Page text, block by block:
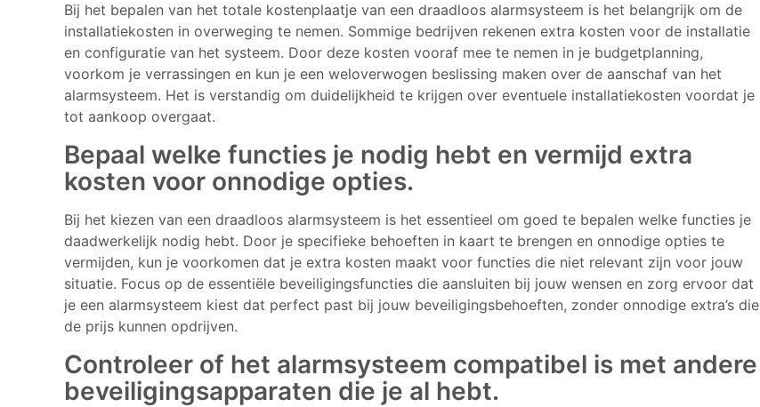
Bij het bepalen van het totale kostenplaatje van een draadloos alarmsysteem is het belangrijk om de
installatiekosten in overweging te nemen. Sommige bedrijven rekenen extra kosten voor de installatie
en configuratie van het systeem. Door deze kosten vooraf mee te nemen in je budgetplanning,
voorkom je verrassingen en kun je een weloverwogen beslissing maken over de aanschaf van het
alarmsysteem. Het is verstandig om duidelijkheid te krijgen over eventuele installatiekosten voordat je
tot aankoop overgaat.
Bepaal welke functies je nodig hebt en vermijd extra
kosten voor onnodige opties.
Bij het kiezen van een draadloos alarmsysteem is het essentieel om goed te bepalen welke functies je
daadwerkelijk nodig hebt. Door je specifieke behoeften in kaart te brengen en onnodige opties te
vermijden, kun je voorkomen dat je extra kosten maakt voor functies die niet relevant zijn voor jouw
situatie. Focus op de essentiële beveiligingsfuncties die aansluiten bij jouw wensen en zorg ervoor dat
je een alarmsysteem kiest dat perfect past bij jouw beveiligingsbehoeften, zonder onnodige extra’s die
de prijs kunnen opdrijven.
Controleer of het alarmsysteem compatibel is met andere
beveiligingsapparaten die je al hebt.